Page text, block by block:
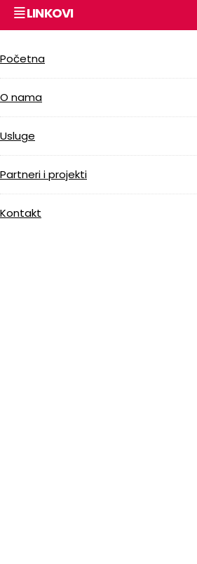
LINKOVI
Početna
O nama
Usluge
Partneri i projekti
Kontakt